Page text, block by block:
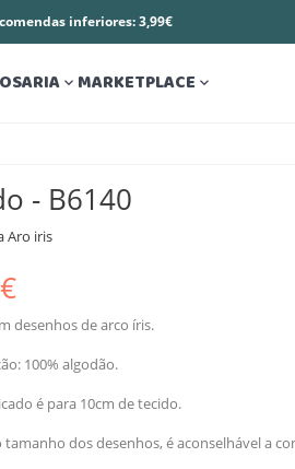
inferiores: 3,99€
 MARKETPLACE 
- B6140
Aro iris
desenhos de arco íris.
100% algodão.
é para 10cm de tecido.
tamanho dos desenhos, é aconselhável a